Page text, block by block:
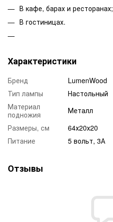
В кафе, барах и ресторанах;
В гостиницах.
Характеристики
Бренд
LumenWood
Тип лампы
Настольный
Материал
подножия
Металл
Размеры, см
64х20х20
Питание
5 вольт, 3А
Отзывы